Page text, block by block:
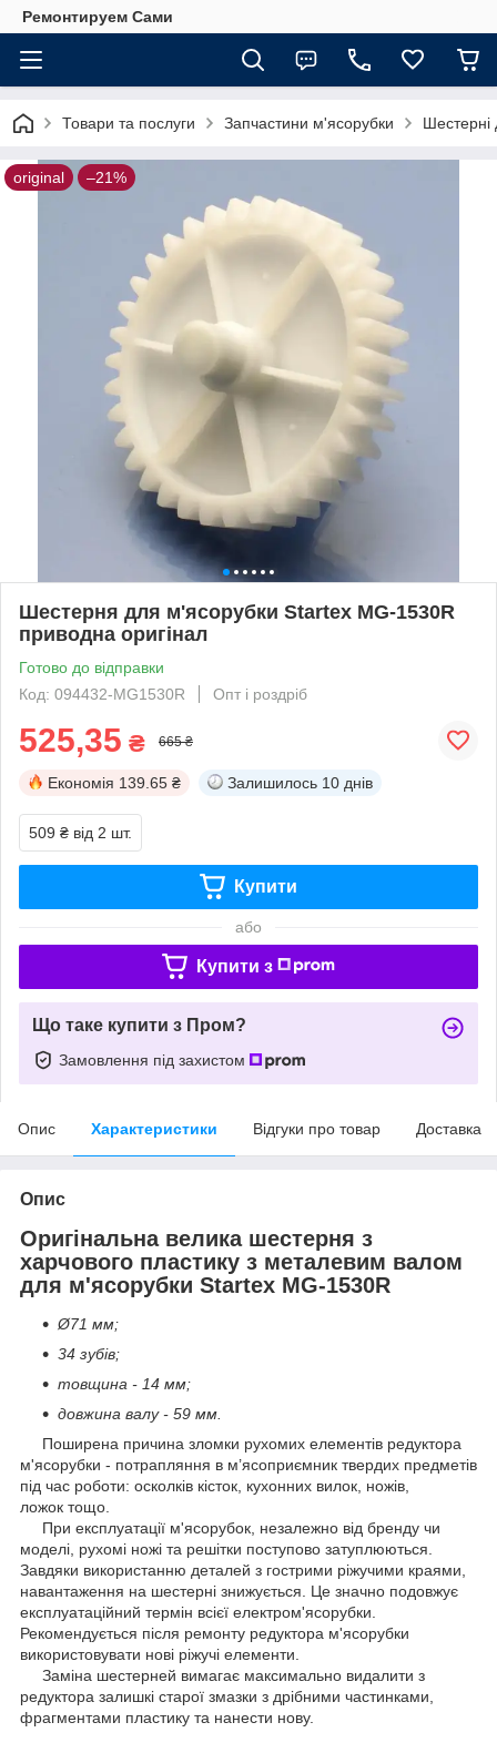
Ремонтируем Сами
Товари та послуги Запчастини м'ясорубки Шестерні
original –21%
Шестерня для м'ясорубки Startex MG-1530R
приводна оригінал
Готово до відправки
Код: 094432-MG1530R
Опт і роздріб
525,35 ₴ 665 ₴
Економія 139.65 ₴ Залишилось 10 днів
509 ₴ від 2 шт.
Купити
або
Купити з
Що таке купити з Пром?
Замовлення під захистом
Опис Характеристики Відгуки про товар Доставка
Опис
Оригінальна велика шестерня з
харчового пластику з металевим валом
для м'ясорубки Startex MG-1530R
Ø71 мм;
34 зубів;
товщина - 14 мм;
довжина валу - 59 мм.
Поширена причина зломки рухомих елементів редуктора
м'ясорубки - потрапляння в м’ясоприємник твердих предметів
під час роботи: осколків кісток, кухонних вилок, ножів,
ложок тощо.
При експлуатації м'ясорубок, незалежно від бренду чи
моделі, рухомі ножі та решітки поступово затуплюються.
Завдяки використанню деталей з гострими ріжучими краями,
навантаження на шестерні знижується. Це значно подовжує
експлуатаційний термін всієї електром'ясорубки.
Рекомендується після ремонту редуктора м'ясорубки
використовувати нові ріжучі елементи.
Заміна шестерней вимагає максимально видалити з
редуктора залишкі старої змазки з дрібними частинками,
фрагментами пластику та нанести нову.